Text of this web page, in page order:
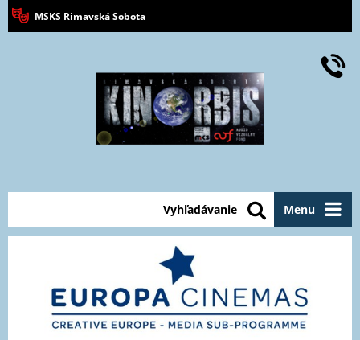
MSKS Rimavská Sobota
Menu
Vyhľadávanie